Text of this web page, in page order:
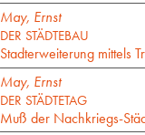
May, Ernst
DER STÄDTEBAU
Stadterweiterung mittels
May, Ernst
DER STÄDTETAG
Muß der Nachkriegs-